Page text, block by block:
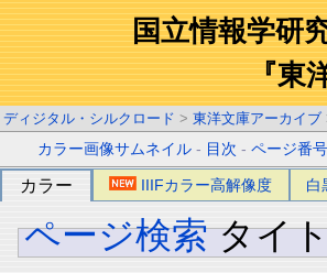
国立情報学研
『東
ディジタル・シルクロード > 東洋文庫アーカイブ
カラー画像サムネイル - 目次 -ページ番号
カラー IIIFカラー高解像度 白
ページ検索 タイ